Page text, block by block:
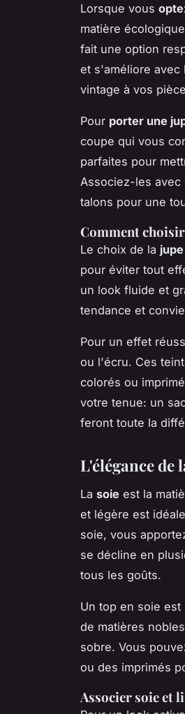
Lorsque vous
matière
fait une option
et s'améliore avec
vintage à vos
Pour porter une
coupe qui vous
parfaites pour
Associez-les avec
talons pour une
Comment
Le choix de la
pour éviter tout
un look fluide et
tendance et
Pour un effet
ou l'écru. Ces
colorés ou
votre tenue: un
feront toute la
L'élégance
La soie est la
et légère est
soie, vous
se décline en
tous les goûts.
Un top en soie
de matières
sobre. Vous
ou des imprimés
Associer soie et